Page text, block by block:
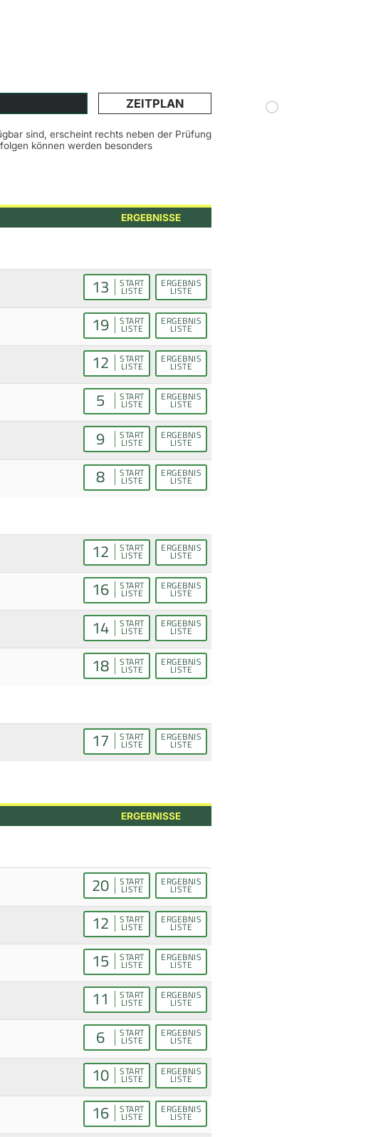
ZEITPLAN
sind, erscheint rechts neben der Prüfung
können werden besonders
ERGEBNISSE
13 START
LISTE
ERGEBNIS
LISTE
19 START
LISTE
ERGEBNIS
LISTE
12 START
LISTE
ERGEBNIS
LISTE
5 START
LISTE
ERGEBNIS
LISTE
9 START
LISTE
ERGEBNIS
LISTE
8 START
LISTE
ERGEBNIS
LISTE
12 START
LISTE
ERGEBNIS
LISTE
16 START
LISTE
ERGEBNIS
LISTE
14 START
LISTE
ERGEBNIS
LISTE
18 START
LISTE
ERGEBNIS
LISTE
17 START
LISTE
ERGEBNIS
LISTE
ERGEBNISSE
20 START
LISTE
ERGEBNIS
LISTE
12 START
LISTE
ERGEBNIS
LISTE
15 START
LISTE
ERGEBNIS
LISTE
11 START
LISTE
ERGEBNIS
LISTE
6 START
LISTE
ERGEBNIS
LISTE
10 START
LISTE
ERGEBNIS
LISTE
16 START
LISTE
ERGEBNIS
LISTE